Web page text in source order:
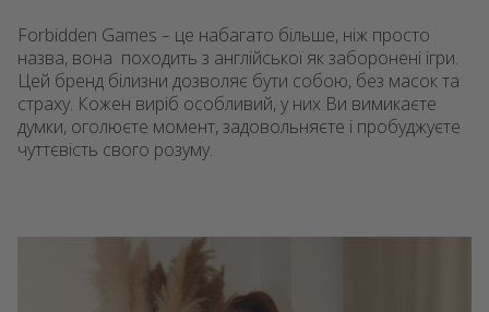
Forbidden Games – це набагато більше, ніж просто
назва, вона походить з англійської як заборонені ігри.
Цей бренд білизни дозволяє бути собою, без масок та
страху. Кожен виріб особливий, у них Ви вимикаєте
думки, оголюєте момент, задовольняєте і пробуджуєте
чуттєвість свого розуму.